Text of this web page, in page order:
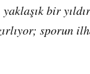
bir
sporun